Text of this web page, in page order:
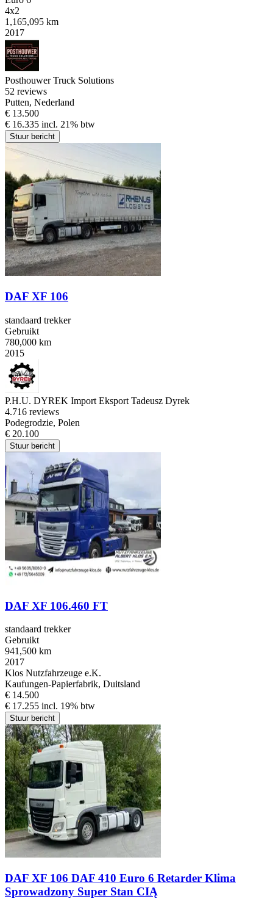
4x2
1,165,095 km
2017
Posthouwer Truck Solutions
52 reviews
Putten, Nederland
€ 13.500
€ 16.335 incl. 21% btw
Stuur bericht
DAF XF 106
standaard trekker
Gebruikt
780,000 km
2015
P.H.U. DYREK Import Eksport Tadeusz Dyrek
4.716 reviews
Podegrodzie, Polen
€ 20.100
Stuur bericht
DAF XF 106.460 FT
standaard trekker
Gebruikt
941,500 km
2017
Klos Nutzfahrzeuge e.K.
Kaufungen-Papierfabrik, Duitsland
€ 14.500
€ 17.255 incl. 19% btw
Stuur bericht
DAF XF 106 DAF 410 Euro 6 Retarder Klima
Sprowadzony Super Stan CIĄ